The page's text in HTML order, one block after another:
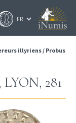
illyriens/ Probus
281